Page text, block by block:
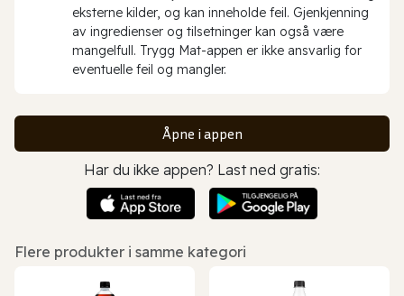
eksterne kilder, og kan inneholde feil. Gjenkjenning
av ingredienser og tilsetninger kan også være
mangelfull. Trygg Mat-appen er ikke ansvarlig for
eventuelle feil og mangler.
Åpne i appen
Har du ikke appen? Last ned gratis:
Flere produkter i samme kategori